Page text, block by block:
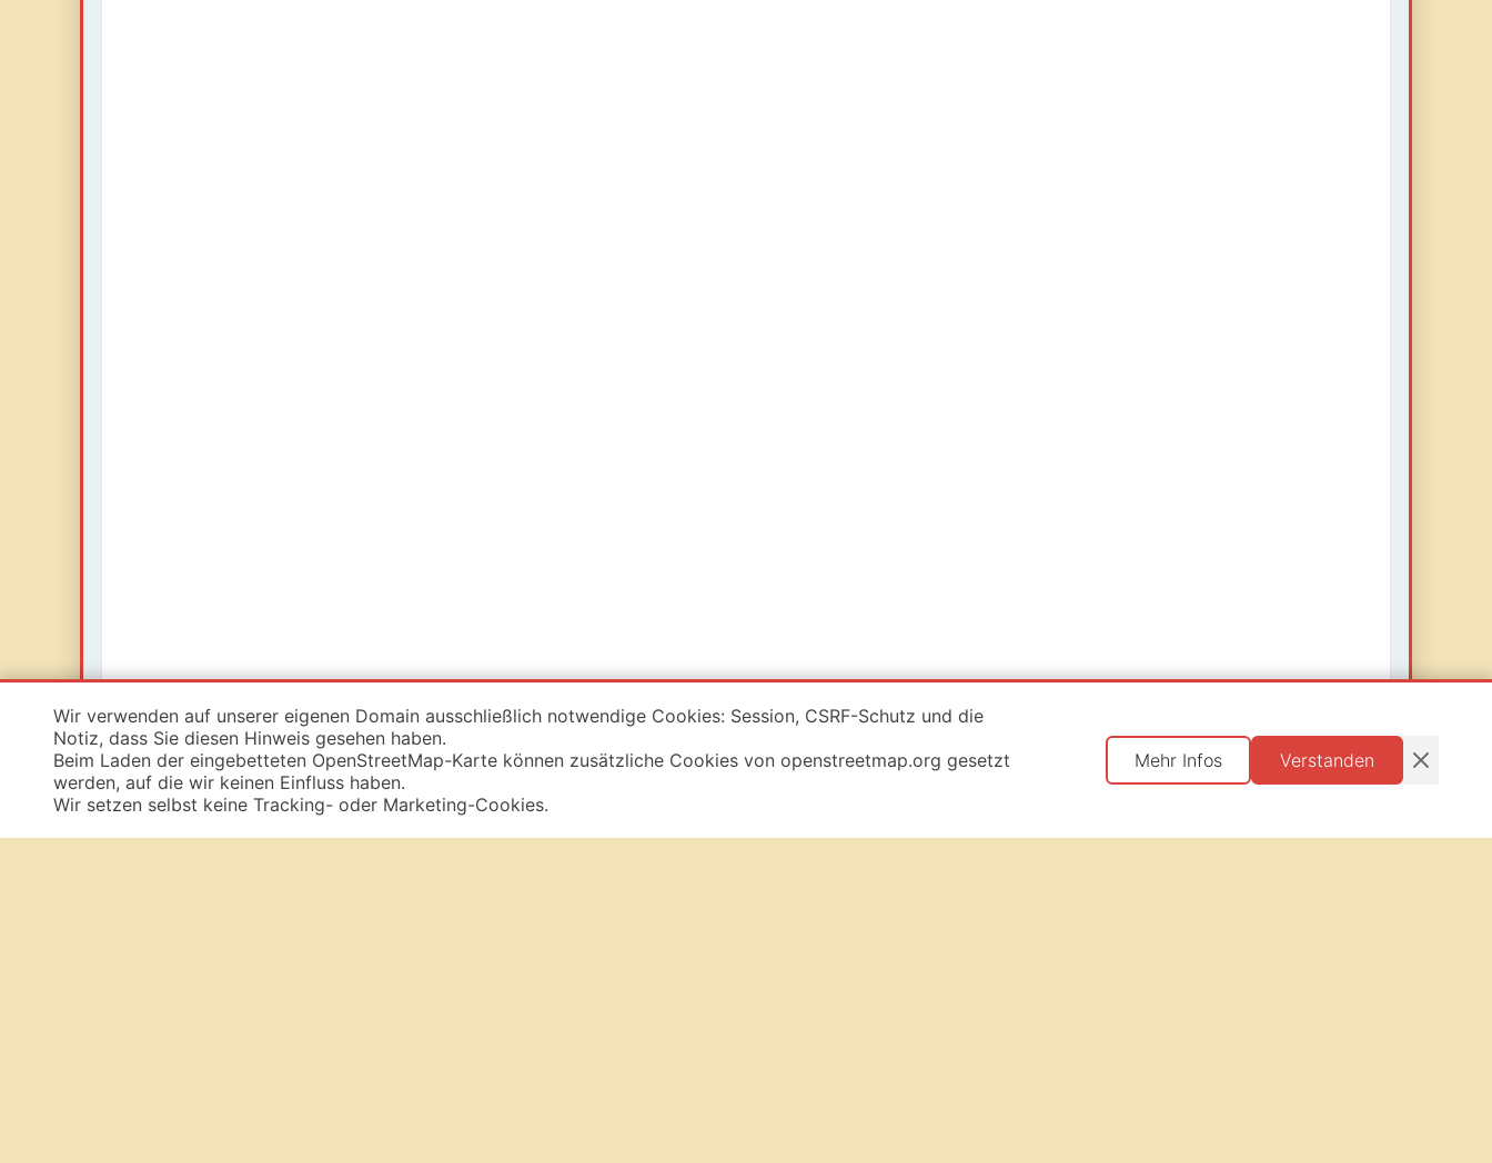
Wir verwenden auf unserer eigenen Domain ausschließlich notwendige Cookies: Session, CSRF-Schutz und die
Notiz, dass Sie diesen Hinweis gesehen haben.
Beim Laden der eingebetteten OpenStreetMap-Karte können zusätzliche Cookies von openstreetmap.org gesetzt
werden, auf die wir keinen Einfluss haben.
Wir setzen selbst keine Tracking- oder Marketing-Cookies.
Mehr Infos
Verstanden